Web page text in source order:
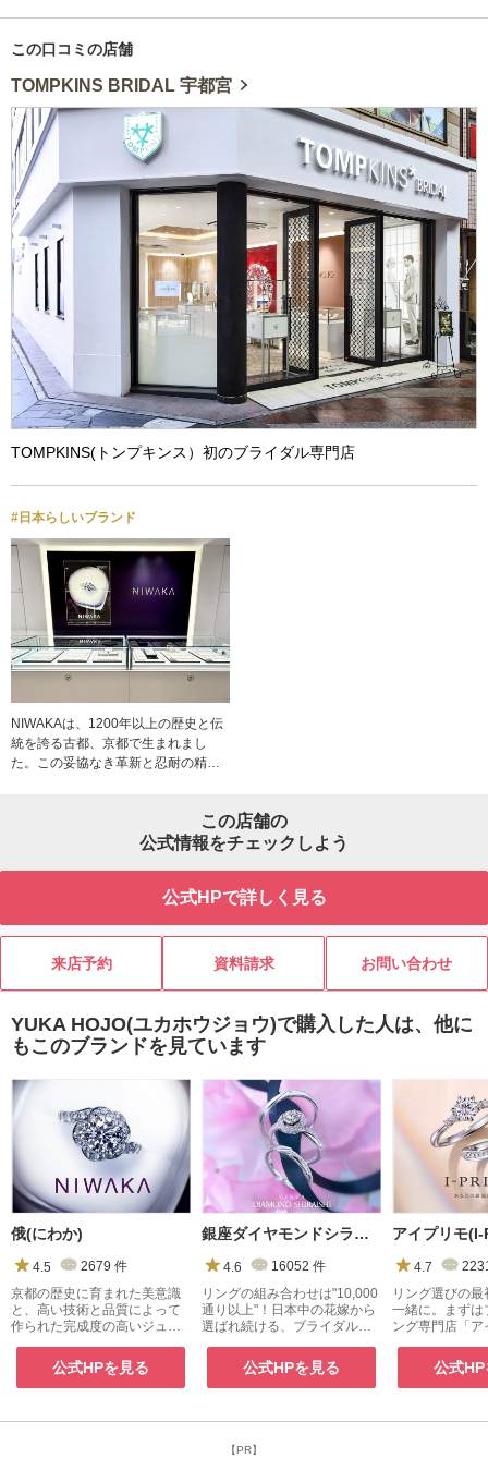
この口コミの店舗
TOMPKINS BRIDAL 宇都宮
TOMPKINS(トンプキンス）初のブライダル専門店
#日本らしいブランド
NIWAKAは、1200年以上の歴史と伝
統を誇る古都、京都で生まれまし
た。この妥協なき革新と忍耐の精神
の作品に追求しています。長い歴史
に育まれた感性が、洗練されたデザ
感をもたらしています。世界を魅了
いたジュエリーは、選び抜かれた上
質な素材を用い、デザインは細部に
一生もののリングです。また、TOM
PKINSは栃木県・茨城県唯一のNIWA
KA正規取扱店です。
この店舗の
公式情報をチェックしよう
公式HPで詳しく見る
来店予約 資料請求 お問い合わせ
YUKA HOJO(ユカホウジョウ)で購入した人は、他に
もこのブランドを見ています
俄(にわか)
4.5 2679 件
京都の歴史に育まれた美意識
と、高い技術と品質によって
作られた完成度の高いジュエ
公式HPを見る
銀座ダイヤモンドシライシ
4.6 16052 件
リングの組み合わせは"10,000
通り以上"！日本中の花嫁から
選ばれ続ける、ブライダルジ
公式HPを見る
アイプリモ(I-
4.7
リング選びの
一緒に。まずは
ング専門店「ア
公式
【PR】